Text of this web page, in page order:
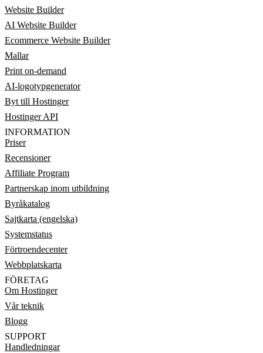
Website Builder
AI Website Builder
Ecommerce Website Builder
Mallar
Print on-demand
AI-logotypgenerator
Byt till Hostinger
Hostinger API
INFORMATION
Priser
Recensioner
Affiliate Program
Partnerskap inom utbildning
Byråkatalog
Sajtkarta (engelska)
Systemstatus
Förtroendecenter
Webbplatskarta
FÖRETAG
Om Hostinger
Vår teknik
Blogg
SUPPORT
Handledningar